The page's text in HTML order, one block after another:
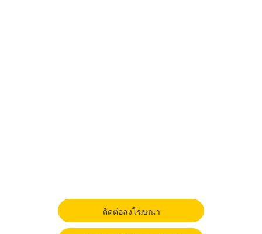
ติดต่อลงโฆษณา